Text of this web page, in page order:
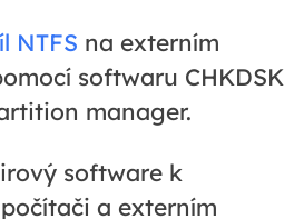
NTFS na externím
softwaru CHKDSK
manager.
software k
a externím